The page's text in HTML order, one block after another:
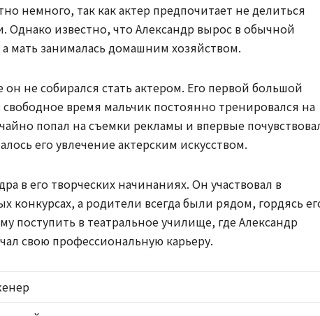
немного, так как актер предпочитает не делиться
известно, что Александр вырос в обычной
мать занималась домашним хозяйством.
он не собирался стать актером. Его первой большой
время мальчик постоянно тренировался на
попал на съемки рекламы и впервые
его увлечение актерским искусством.
в его творческих начинаниях. Он участвовал в
конкурсах, а родители всегда были рядом, гордясь
в театральное училище, где Александр
свою профессиональную карьеру.